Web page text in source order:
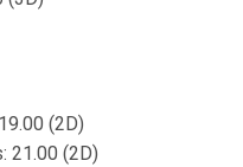
(2D)
21.00 (2D)